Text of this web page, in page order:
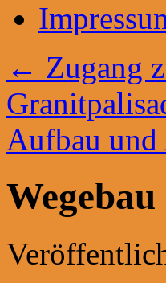
← Zugang
Aufbau und